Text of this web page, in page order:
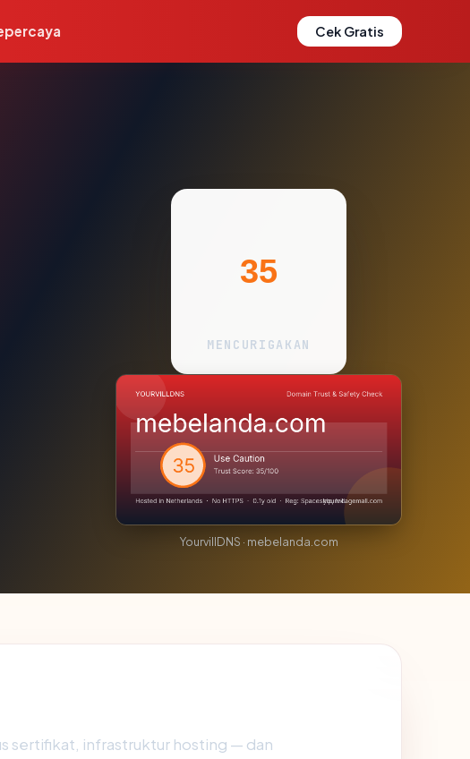
Cek Gratis
35
MENCURIGAKAN
YourvillDNS · mebelanda.com
sertifikat, infrastruktur hosting — dan